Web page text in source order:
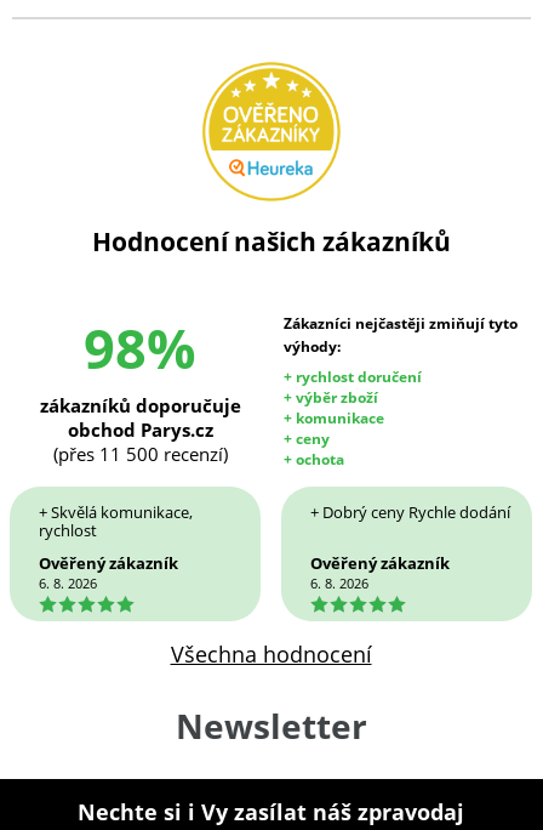
Hodnocení našich zákazníků
98%
Zákazníci nejčastěji zmiňují tyto
výhody:
+ rychlost doručení
+ výběr zboží
+ komunikace
+ ceny
+ ochota
zákazníků doporučuje
obchod Parys.cz
(přes 11 500 recenzí)
+ Skvělá komunikace,
rychlost
Ověřený zákazník
6. 8. 2026
5
+ Dobrý ceny Rychle dodání
Ověřený zákazník
6. 8. 2026
5
Všechna hodnocení
Newsletter
Nechte si i Vy zasílat náš zpravodaj